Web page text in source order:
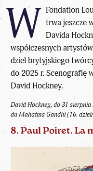
W Fondation
trwa jeszcze
Davida
współczesnych
dzieł brytyjskiego
do 2025 r. Scenografię
David Hockney.
David Hockney, do 31 sierpnia
du Mahatma Gandhi (16.
8. Paul Poiret. La